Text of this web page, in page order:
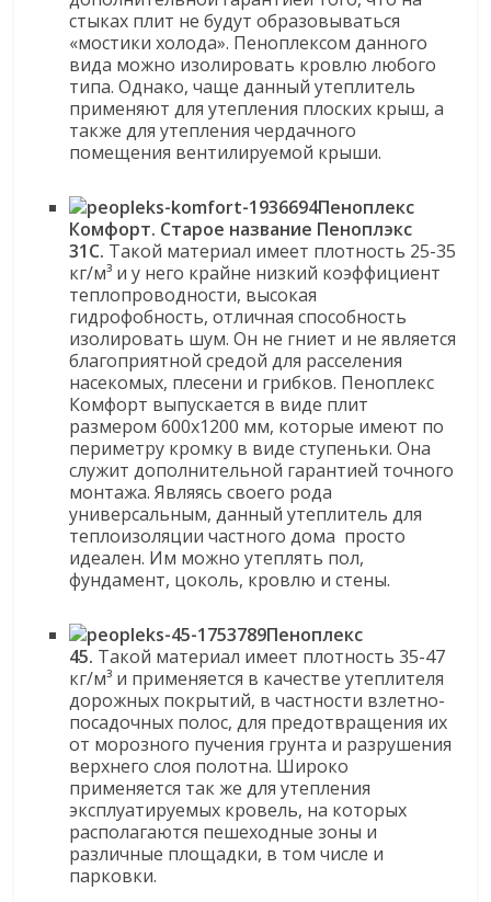
стыках плит не будут образовываться
«мостики холода». Пеноплексом данного
вида можно изолировать кровлю любого
типа. Однако, чаще данный утеплитель
применяют для утепления плоских крыш, а
также для утепления чердачного
помещения вентилируемой крыши.
Пеноплекс
Комфорт. Старое название Пеноплэкс
31С. Такой материал имеет плотность 25-35
кг/м³ и у него крайне низкий коэффициент
теплопроводности, высокая
гидрофобность, отличная способность
изолировать шум. Он не гниет и не является
благоприятной средой для расселения
насекомых, плесени и грибков. Пеноплекс
Комфорт выпускается в виде плит
размером 600х1200 мм, которые имеют по
периметру кромку в виде ступеньки. Она
служит дополнительной гарантией точного
монтажа. Являясь своего рода
универсальным, данный утеплитель для
теплоизоляции частного дома просто
идеален. Им можно утеплять пол,
фундамент, цоколь, кровлю и стены.
Пеноплекс
45. Такой материал имеет плотность 35-47
кг/м³ и применяется в качестве утеплителя
дорожных покрытий, в частности взлетно-
посадочных полос, для предотвращения их
от морозного пучения грунта и разрушения
верхнего слоя полотна. Широко
применяется так же для утепления
эксплуатируемых кровель, на которых
располагаются пешеходные зоны и
различные площадки, в том числе и
парковки.